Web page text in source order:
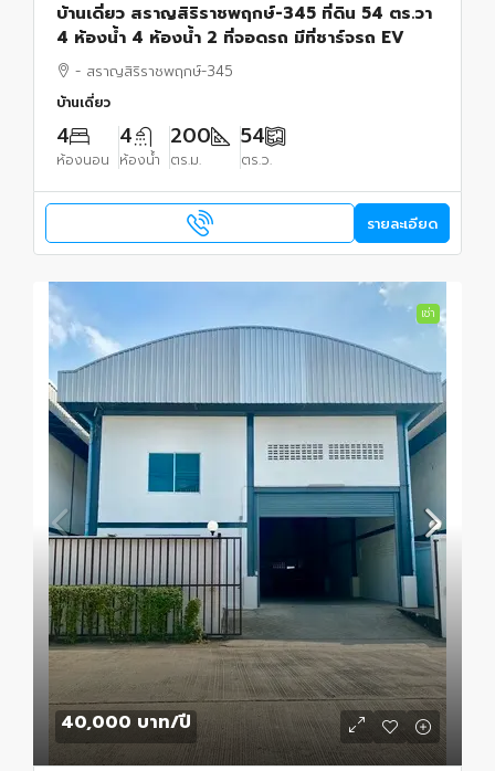
บ้านเดี่ยว สราญสิริราชพฤกษ์-345 ที่ดิน 54 ตร.วา
4 ห้องน้ำ 4 ห้องน้ำ 2 ที่จอดรถ มีที่ชาร์จรถ EV
- สราญสิริราชพฤกษ์-345
บ้านเดี่ยว
4
ห้องนอน
4
ห้องน้ำ
200
ตร.ม.
54
ตร.ว.
รายละเอียด
เช่า
40,000 บาท/ปี